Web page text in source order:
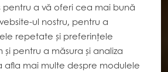
pentru a vă oferi cea mai bună
ul nostru, pentru a
repetate și preferințele
pentru a măsura și analiza
afla mai multe despre modulele